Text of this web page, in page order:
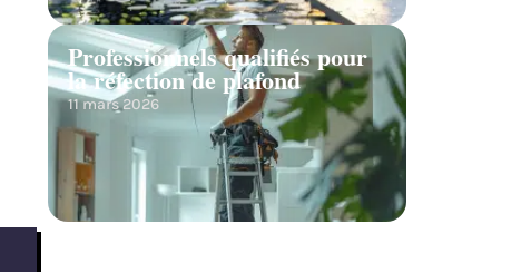
Professionnels qualifiés pour
la réfection de plafond
11 mars 2026